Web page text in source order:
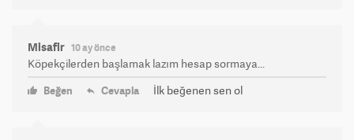
Misafir 10 ay önce
Köpekçilerden başlamak lazım hesap sormaya...
Beğen Cevapla İlk beğenen sen ol